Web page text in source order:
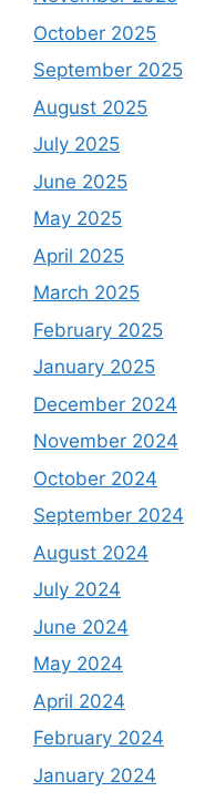
October 2025
September 2025
August 2025
July 2025
June 2025
May 2025
April 2025
March 2025
February 2025
January 2025
December 2024
November 2024
October 2024
September 2024
August 2024
July 2024
June 2024
May 2024
April 2024
February 2024
January 2024